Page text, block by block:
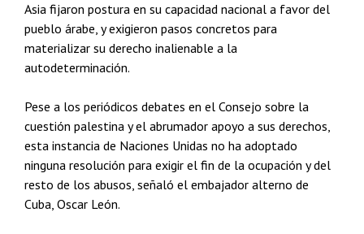
Asia fijaron postura en su capacidad nacional a favor del
pueblo árabe, y exigieron pasos concretos para
materializar su derecho inalienable a la
autodeterminación.
Pese a los periódicos debates en el Consejo sobre la
cuestión palestina y el abrumador apoyo a sus derechos,
esta instancia de Naciones Unidas no ha adoptado
ninguna resolución para exigir el fin de la ocupación y del
resto de los abusos, señaló el embajador alterno de
Cuba, Oscar León.